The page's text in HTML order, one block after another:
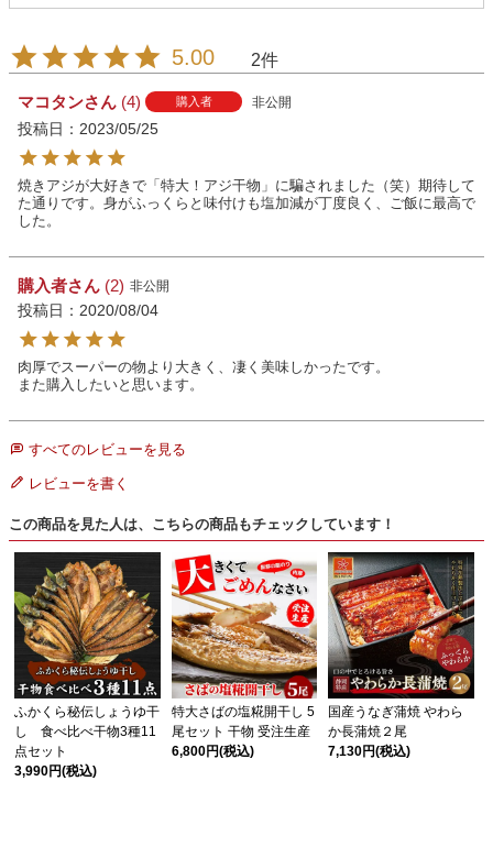
5.00 2
マコタン 4 購入者 非公開
投稿日 2023/05/25
焼きアジが大好きで「特大！アジ干物」に騙されました（笑）期待して
た通りです。身がふっくらと味付けも塩加減が丁度良く、ご飯に最高で
した。
購入者 2 非公開
投稿日 2020/08/04
肉厚でスーパーの物より大きく、凄く美味しかったです。
また購入したいと思います。
すべてのレビューを見る
レビューを書く
この商品を見た人は、こちらの商品もチェックしています！
ふかくら秘伝しょうゆ干
し 食べ比べ干物3種11
点セット
3,990円(税込)
特大さばの塩糀開干し 5
尾セット 干物 受注生産
6,800円(税込)
国産うなぎ蒲焼 やわら
か長蒲焼２尾
7,130円(税込)